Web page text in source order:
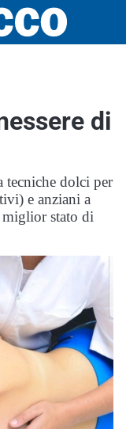
di
tecniche dolci per
e anziani a
miglior stato di